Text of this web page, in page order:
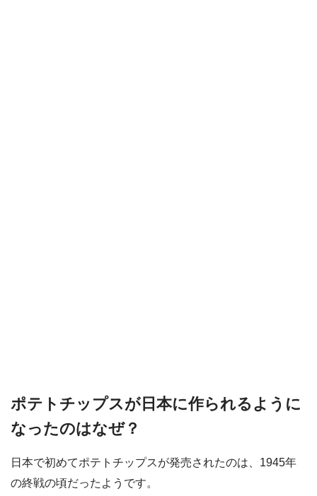
ポテトチップスが日本に作られるように
なったのはなぜ？
日本で初めてポテトチップスが発売されたのは、1945年
の終戦の頃だったようです。